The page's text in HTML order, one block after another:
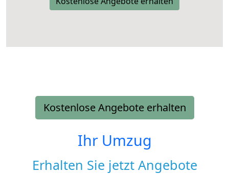
Kostenlose Angebote erhalten
Ihr Umzug
Erhalten Sie jetzt Angebote